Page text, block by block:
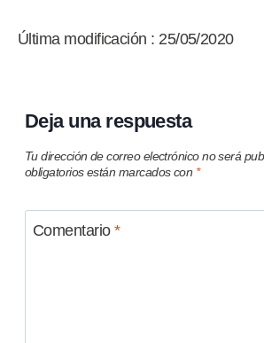
Última modificación : 25/05/2020
Deja una respuesta
Tu dirección de correo electrónico no será
obligatorios están marcados con *
Comentario*